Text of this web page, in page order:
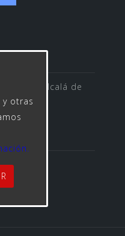
n 41500 Alcalá de
y otras